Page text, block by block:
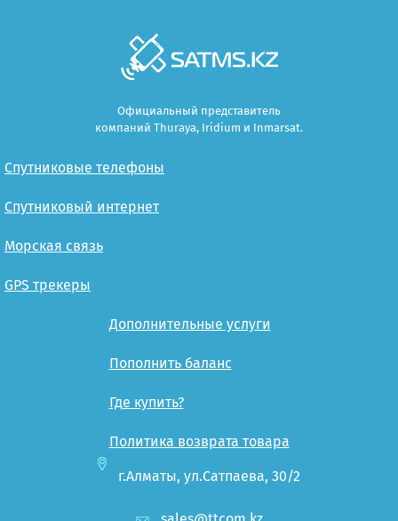
Официальный представитель
компаний Thuraya, Iridium и Inmarsat.
Спутниковые телефоны
Спутниковый интернет
Морская связь
GPS трекеры
Дополнительные услуги
Пополнить баланс
Где купить?
Политика возврата товара
г.Алматы, ул.Сатпаева, 30/2